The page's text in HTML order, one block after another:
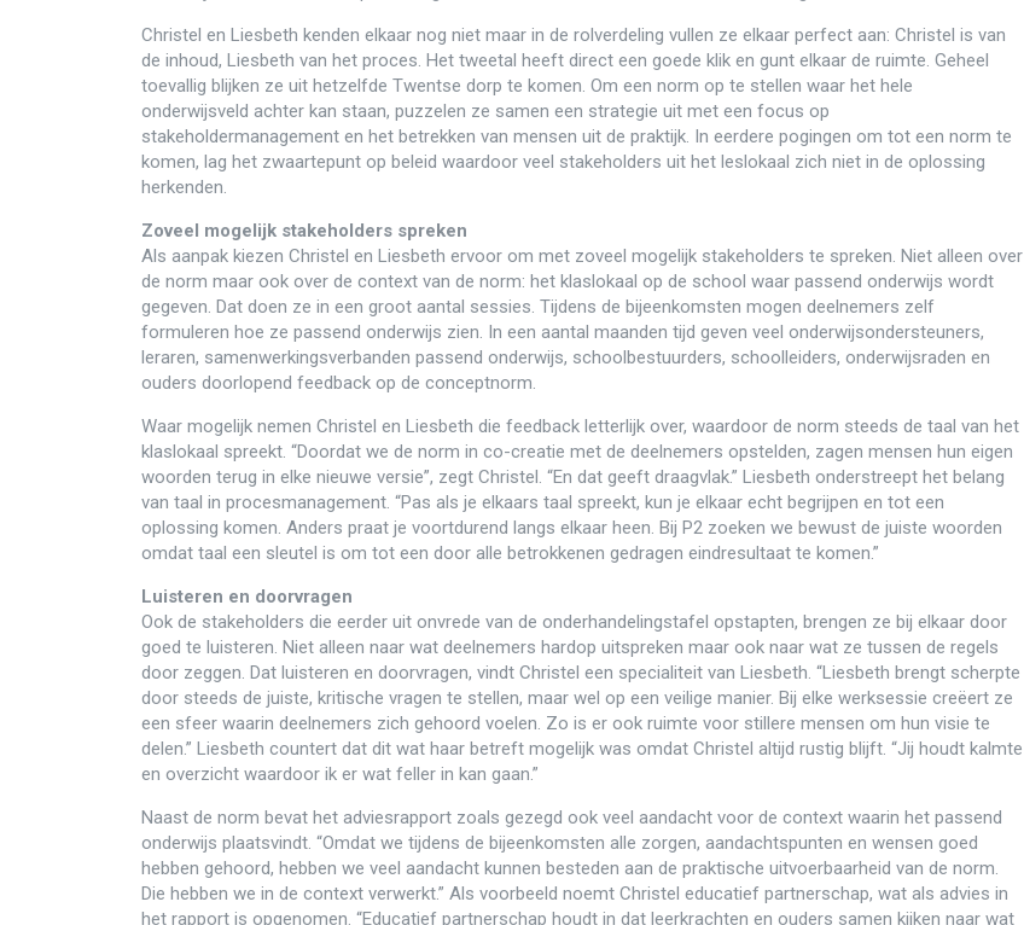
Christel en Liesbeth kenden elkaar nog niet maar in de rolverdeling vullen ze elkaar perfect aan: Christel is van
de inhoud, Liesbeth van het proces. Het tweetal heeft direct een goede klik en gunt elkaar de ruimte. Geheel
toevallig blijken ze uit hetzelfde Twentse dorp te komen. Om een norm op te stellen waar het hele
onderwijsveld achter kan staan, puzzelen ze samen een strategie uit met een focus op
stakeholdermanagement en het betrekken van mensen uit de praktijk. In eerdere pogingen om tot een norm te
komen, lag het zwaartepunt op beleid waardoor veel stakeholders uit het leslokaal zich niet in de oplossing
herkenden.
Zoveel mogelijk stakeholders spreken
Als aanpak kiezen Christel en Liesbeth ervoor om met zoveel mogelijk stakeholders te spreken. Niet alleen over
de norm maar ook over de context van de norm: het klaslokaal op de school waar passend onderwijs wordt
gegeven. Dat doen ze in een groot aantal sessies. Tijdens de bijeenkomsten mogen deelnemers zelf
formuleren hoe ze passend onderwijs zien. In een aantal maanden tijd geven veel onderwijsondersteuners,
leraren, samenwerkingsverbanden passend onderwijs, schoolbestuurders, schoolleiders, onderwijsraden en
ouders doorlopend feedback op de conceptnorm.
Waar mogelijk nemen Christel en Liesbeth die feedback letterlijk over, waardoor de norm steeds de taal van het
klaslokaal spreekt. “Doordat we de norm in co-creatie met de deelnemers opstelden, zagen mensen hun eigen
woorden terug in elke nieuwe versie”, zegt Christel. “En dat geeft draagvlak.” Liesbeth onderstreept het belang
van taal in procesmanagement. “Pas als je elkaars taal spreekt, kun je elkaar echt begrijpen en tot een
oplossing komen. Anders praat je voortdurend langs elkaar heen. Bij P2 zoeken we bewust de juiste woorden
omdat taal een sleutel is om tot een door alle betrokkenen gedragen eindresultaat te komen.”
Luisteren en doorvragen
Ook de stakeholders die eerder uit onvrede van de onderhandelingstafel opstapten, brengen ze bij elkaar door
goed te luisteren. Niet alleen naar wat deelnemers hardop uitspreken maar ook naar wat ze tussen de regels
door zeggen. Dat luisteren en doorvragen, vindt Christel een specialiteit van Liesbeth. “Liesbeth brengt scherpte
door steeds de juiste, kritische vragen te stellen, maar wel op een veilige manier. Bij elke werksessie creëert ze
een sfeer waarin deelnemers zich gehoord voelen. Zo is er ook ruimte voor stillere mensen om hun visie te
delen.” Liesbeth countert dat dit wat haar betreft mogelijk was omdat Christel altijd rustig blijft. “Jij houdt kalmte
en overzicht waardoor ik er wat feller in kan gaan.”
Naast de norm bevat het adviesrapport zoals gezegd ook veel aandacht voor de context waarin het passend
onderwijs plaatsvindt. “Omdat we tijdens de bijeenkomsten alle zorgen, aandachtspunten en wensen goed
hebben gehoord, hebben we veel aandacht kunnen besteden aan de praktische uitvoerbaarheid van de norm.
Die hebben we in de context verwerkt.” Als voorbeeld noemt Christel educatief partnerschap, wat als advies in
het rapport is opgenomen. “Educatief partnerschap houdt in dat leerkrachten en ouders samen kijken naar wat